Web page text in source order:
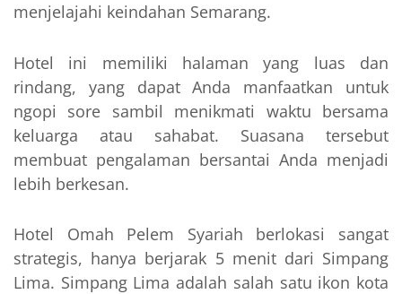
menjelajahi keindahan Semarang.
Hotel ini memiliki halaman yang luas dan
rindang, yang dapat Anda manfaatkan untuk
ngopi sore sambil menikmati waktu bersama
keluarga atau sahabat. Suasana tersebut
membuat pengalaman bersantai Anda menjadi
lebih berkesan.
Hotel Omah Pelem Syariah berlokasi sangat
strategis, hanya berjarak 5 menit dari Simpang
Lima. Simpang Lima adalah salah satu ikon kota